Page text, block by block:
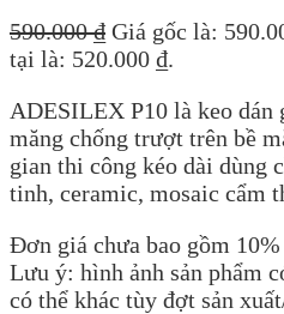
590.000₫ Giá gốc là:
tại là: 520.000 ₫.
ADESILEX P10 là keo dán
măng chống trượt trên bề
gian thi công kéo dài dùng
tinh, ceramic, mosaic cẩm
Đơn giá chưa bao gồm
Lưu ý: hình ảnh sản phẩm
có thể khác tùy đợt sản